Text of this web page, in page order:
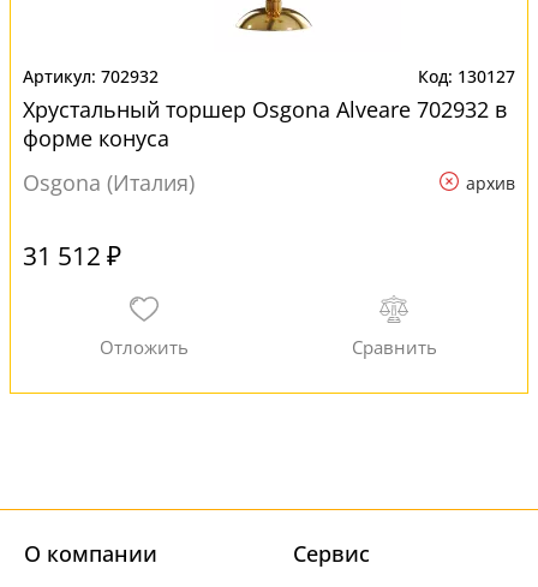
702932 130127
Хрустальный торшер Osgona Alveare 702932 в
форме конуса
Osgona (Италия)
архив
31 512 ₽
О компании Cервис